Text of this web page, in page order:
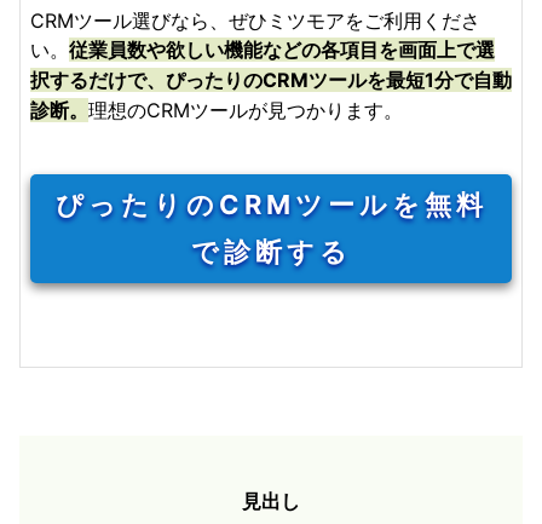
CRMツール選びなら、ぜひミツモアをご利用くださ
い。 従業員数や欲しい機能などの各項目を画面上で選
択するだけで、ぴったりのCRMツールを最短1分で自動
診断。 理想のCRMツールが見つかります。
ぴったりのCRMツールを無料
で診断する
見出し